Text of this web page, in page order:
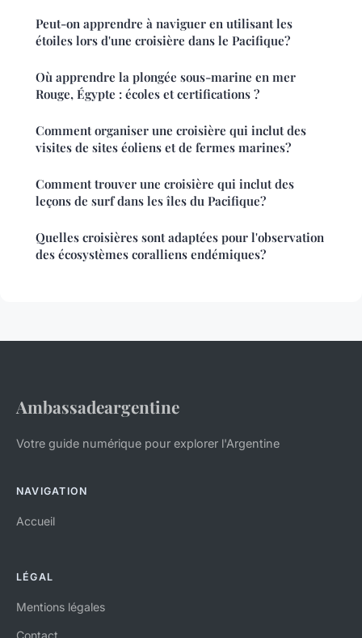
Peut-on apprendre à naviguer en utilisant les
étoiles lors d'une croisière dans le Pacifique?
Où apprendre la plongée sous-marine en mer
Rouge, Égypte : écoles et certifications ?
Comment organiser une croisière qui inclut des
visites de sites éoliens et de fermes marines?
Comment trouver une croisière qui inclut des
leçons de surf dans les îles du Pacifique?
Quelles croisières sont adaptées pour l'observation
des écosystèmes coralliens endémiques?
Ambassadeargentine
Votre guide numérique pour explorer l'Argentine
NAVIGATION
Accueil
LÉGAL
Mentions légales
Contact